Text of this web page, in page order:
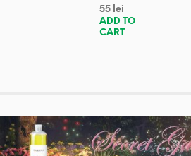
55 lei
ADD TO
CART